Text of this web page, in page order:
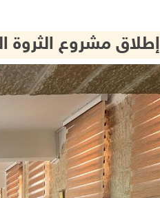
إطلاق مشروع